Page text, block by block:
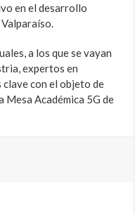
en el desarrollo
a los que se vayan
expertos en
con el objeto de
Mesa Académica 5G de